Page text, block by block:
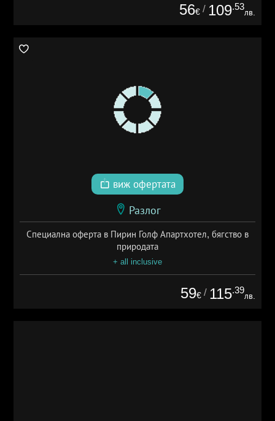
56€ / 109.53
лв.
виж офертата
Разлог
Специална оферта в Пирин Голф Апартхотел, бягство в
природата
+ all inclusive
59€ / 115.39
лв.